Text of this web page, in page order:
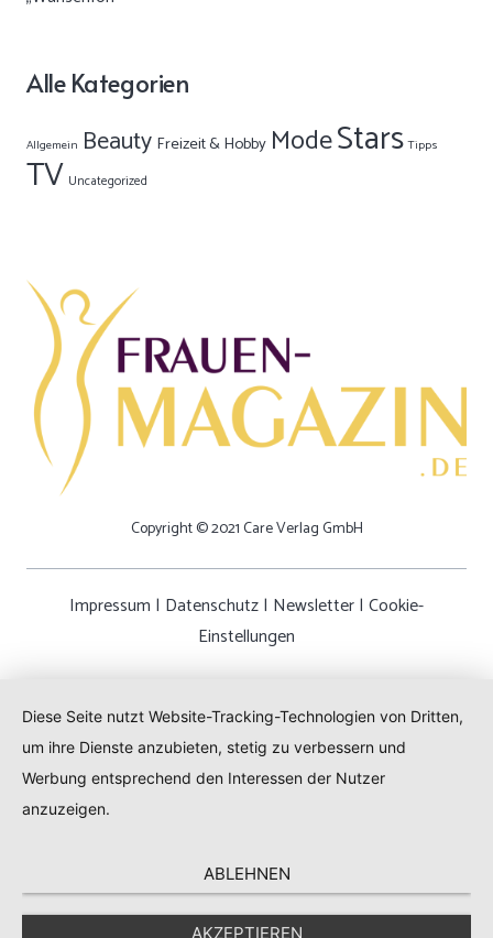
Alle Kategorien
Allgemein Beauty Freizeit & Hobby ModeStars Tipps
TV Uncategorized
Copyright © 2021 Care Verlag GmbH
Impressum | Datenschutz| Newsletter| Cookie-
Einstellungen
Diese Seite nutzt Website-Tracking-Technologien von Dritten,
um ihre Dienste anzubieten, stetig zu verbessern und
Werbung entsprechend den Interessen der Nutzer
anzuzeigen.
ABLEHNEN
AKZEPTIEREN